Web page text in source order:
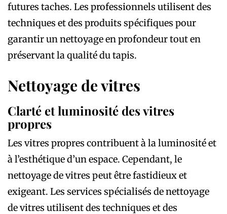
futures taches. Les professionnels utilisent des
techniques et des produits spécifiques pour
garantir un nettoyage en profondeur tout en
préservant la qualité du tapis.
Nettoyage de vitres
Clarté et luminosité des vitres
propres
Les vitres propres contribuent à la luminosité et
à l’esthétique d’un espace. Cependant, le
nettoyage de vitres peut être fastidieux et
exigeant. Les services spécialisés de nettoyage
de vitres utilisent des techniques et des